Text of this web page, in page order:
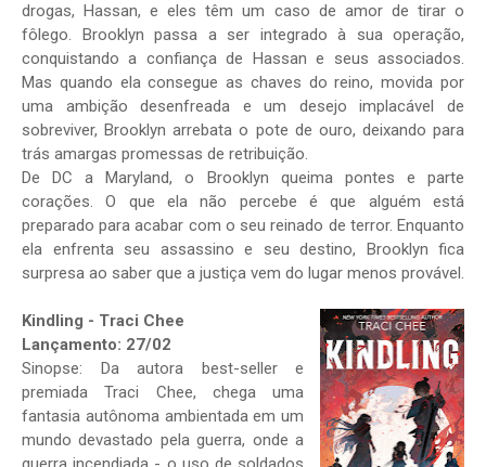
drogas, Hassan, e eles têm um caso de amor de tirar o
fôlego. Brooklyn passa a ser integrado à sua operação,
conquistando a confiança de Hassan e seus associados.
Mas quando ela consegue as chaves do reino, movida por
uma ambição desenfreada e um desejo implacável de
sobreviver, Brooklyn arrebata o pote de ouro, deixando para
trás amargas promessas de retribuição.
De DC a Maryland, o Brooklyn queima pontes e parte
corações. O que ela não percebe é que alguém está
preparado para acabar com o seu reinado de terror. Enquanto
ela enfrenta seu assassino e seu destino, Brooklyn fica
surpresa ao saber que a justiça vem do lugar menos provável.
Kindling - Traci Chee
Lançamento: 27/02
Sinopse: Da autora best-seller e
premiada Traci Chee, chega uma
fantasia autônoma ambientada em um
mundo devastado pela guerra, onde a